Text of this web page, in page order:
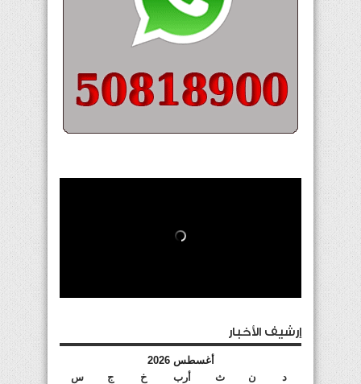
إرشيف الأخبار
أغسطس 2026
د
ن ث أرب خ ج
س